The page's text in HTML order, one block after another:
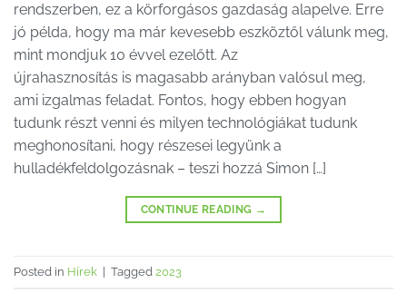
rendszerben, ez a körforgásos gazdaság alapelve. Erre
jó példa, hogy ma már kevesebb eszköztől válunk meg,
mint mondjuk 10 évvel ezelőtt. Az
újrahasznosítás is magasabb arányban valósul meg,
ami izgalmas feladat. Fontos, hogy ebben hogyan
tudunk részt venni és milyen technológiákat tudunk
meghonosítani, hogy részesei legyünk a
hulladékfeldolgozásnak – teszi hozzá Simon […]
CONTINUE READING →
Posted in Hírek | Tagged 2023